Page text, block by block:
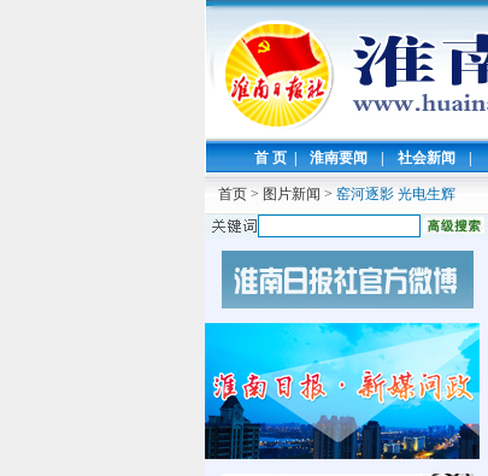
首 页 | 淮南要闻 | 社会新闻 |
首页 > 图片新闻 > 窑河逐影 光电生辉